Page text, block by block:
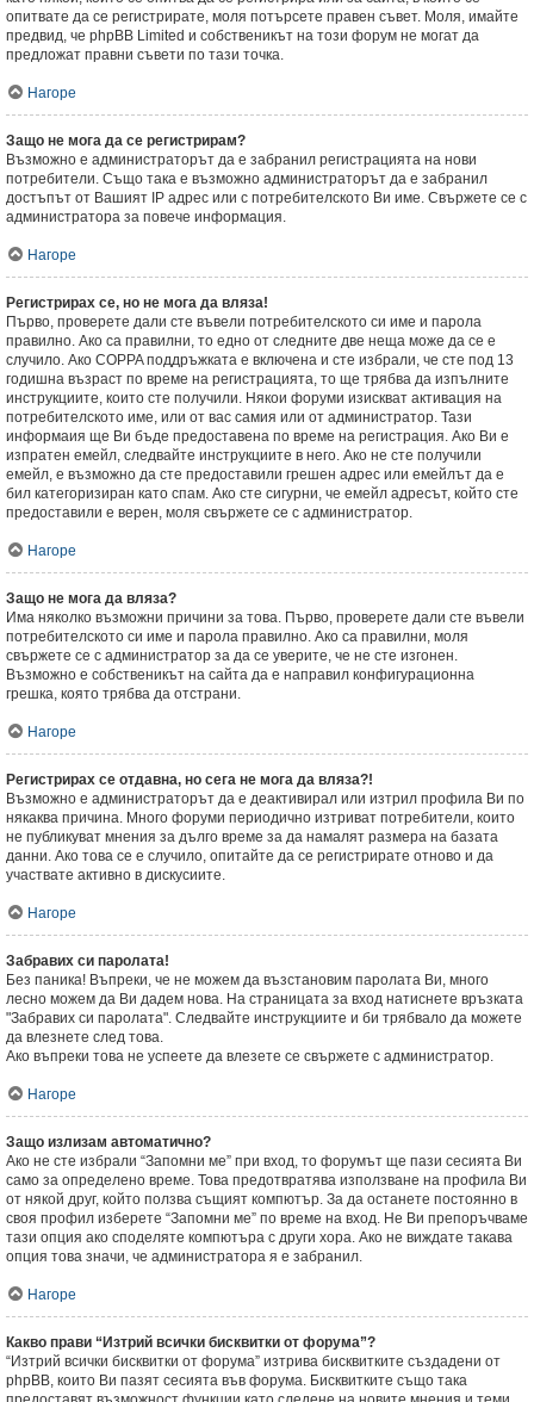
опитвате да се регистрирате, моля потърсете правен съвет. Моля, имайте
предвид, че phpBB Limited и собственикът на този форум не могат да
предложат правни съвети по тази точка.
Нагоре
Защо не мога да се регистрирам?
Възможно е администраторът да е забранил регистрацията на нови
потребители. Също така е възможно администраторът да е забранил
достъпът от Вашият IP адрес или с потребителското Ви име. Свържете се с
администратора за повече информация.
Нагоре
Регистрирах се, но не мога да вляза!
Първо, проверете дали сте въвели потребителското си име и парола
правилно. Ако са правилни, то едно от следните две неща може да се е
случило. Ако COPPA поддръжката е включена и сте избрали, че сте под 13
годишна възраст по време на регистрацията, то ще трябва да изпълните
инструкциите, които сте получили. Някои форуми изискват активация на
потребителското име, или от вас самия или от администратор. Тази
информаия ще Ви бъде предоставена по време на регистрация. Ако Ви е
изпратен емейл, следвайте инструкциите в него. Ако не сте получили
емейл, е възможно да сте предоставили грешен адрес или емейлът да е
бил категоризиран като спам. Ако сте сигурни, че емейл адресът, който сте
предоставили е верен, моля свържете се с администратор.
Нагоре
Защо не мога да вляза?
Има няколко възможни причини за това. Първо, проверете дали сте въвели
потребителското си име и парола правилно. Ако са правилни, моля
свържете се с администратор за да се уверите, че не сте изгонен.
Възможно е собственикът на сайта да е направил конфигурационна
грешка, която трябва да отстрани.
Нагоре
Регистрирах се отдавна, но сега не мога да вляза?!
Възможно е администраторът да е деактивирал или изтрил профила Ви по
някаква причина. Много форуми периодично изтриват потребители, които
не публикуват мнения за дълго време за да намалят размера на базата
данни. Ако това се е случило, опитайте да се регистрирате отново и да
участвате активно в дискусиите.
Нагоре
Забравих си паролата!
Без паника! Въпреки, че не можем да възстановим паролата Ви, много
лесно можем да Ви дадем нова. На страницата за вход натиснете връзката
"Забравих си паролата". Следвайте инструкциите и би трябвало да можете
да влезнете след това.
Ако въпреки това не успеете да влезете се свържете с администратор.
Нагоре
Защо излизам автоматично?
Ако не сте избрали “Запомни ме” при вход, то форумът ще пази сесията Ви
само за определено време. Това предотвратява използване на профила Ви
от някой друг, който ползва същият компютър. За да останете постоянно в
своя профил изберете “Запомни ме” по време на вход. Не Ви препоръчваме
тази опция ако споделяте компютъра с други хора. Ако не виждате такава
опция това значи, че администратора я е забранил.
Нагоре
Какво прави “Изтрий всички бисквитки от форума”?
“Изтрий всички бисквитки от форума” изтрива бисквитките създадени от
phpBB, които Ви пазят сесията във форума. Бисквитките също така